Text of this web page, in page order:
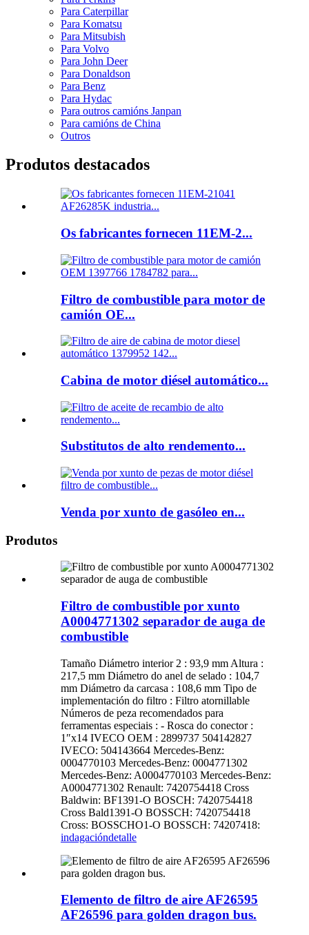
Para Caterpillar
Para Komatsu
Para Mitsubish
Para Volvo
Para John Deer
Para Donaldson
Para Benz
Para Hydac
Para outros camións Janpan
Para camións de China
Outros
Produtos destacados
Os fabricantes fornecen 11EM-2...
Filtro de combustible para motor de
camión OE...
Cabina de motor diésel automático...
Substitutos de alto rendemento...
Venda por xunto de gasóleo en...
Produtos
Filtro de combustible por xunto
A0004771302 separador de auga de
combustible
Tamaño Diámetro interior 2 : 93,9 mm Altura :
217,5 mm Diámetro do anel de selado : 104,7
mm Diámetro da carcasa : 108,6 mm Tipo de
implementación do filtro : Filtro atornillable
Números de peza recomendados para
ferramentas especiais : - Rosca do conector :
1″x14 IVECO OEM : 2899737 504142827
IVECO: 504143664 Mercedes-Benz:
0004770103 Mercedes-Benz: 0004771302
Mercedes-Benz: A0004770103 Mercedes-Benz:
A0004771302 Renault: 7420754418 Cross
Baldwin: BF1391-O BOSCH: 7420754418
Cross Bald1391-O BOSSCH: 7420754418
Cross: BOSSCHO1-O BOSSCH: 74207418:
indagacióndetalle
Elemento de filtro de aire AF26595
AF26596 para golden dragon bus.